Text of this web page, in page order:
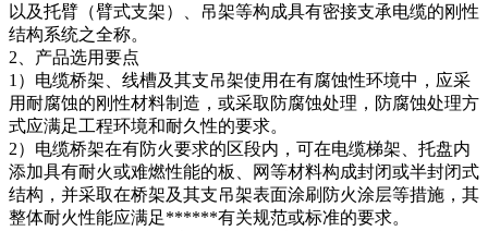
以及托臂（臂式支架）、吊架等构成具有密接支承电缆的刚性
结构系统之全称。
2、产品选用要点
1）电缆桥架、线槽及其支吊架使用在有腐蚀性环境中，应采
用耐腐蚀的刚性材料制造，或采取防腐蚀处理，防腐蚀处理方
式应满足工程环境和耐久性的要求。
2）电缆桥架在有防火要求的区段内，可在电缆梯架、托盘内
添加具有耐火或难燃性能的板、网等材料构成封闭或半封闭式
结构，并采取在桥架及其支吊架表面涂刷防火涂层等措施，其
整体耐火性能应满足******有关规范或标准的要求。